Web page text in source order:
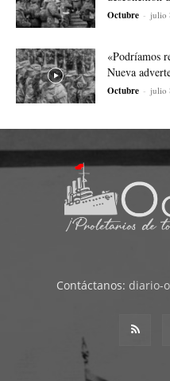
Octubre - julio
«Podríamos
Nueva
Octubre - julio
Contáctanos: diario-